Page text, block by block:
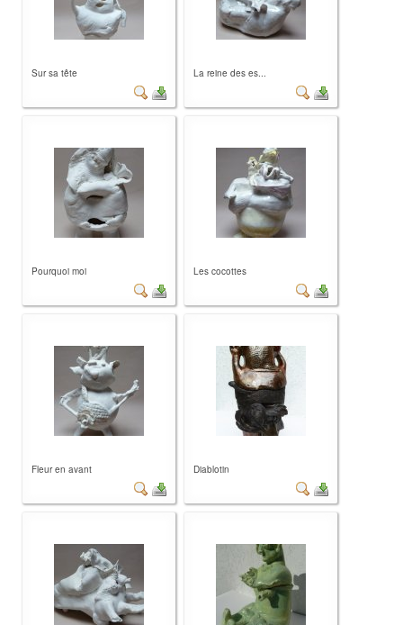
Sur sa tête La reine des es...
Pourquoi moi Les cocottes
Fleur en avant Diablotin